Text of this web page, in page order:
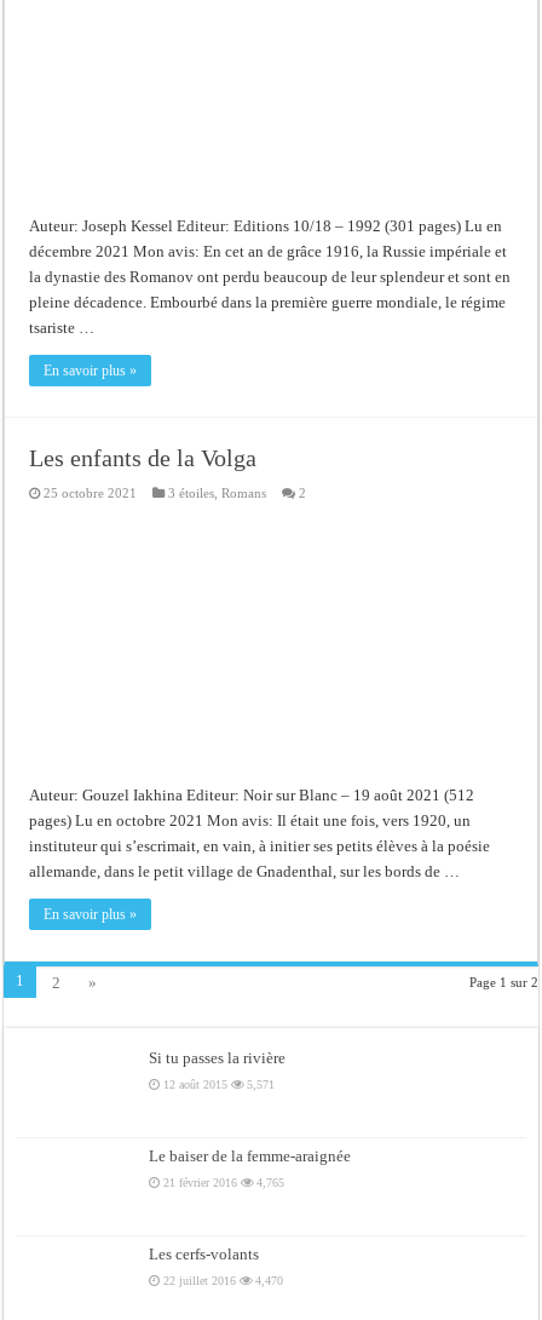
Auteur: Joseph Kessel Editeur: Editions 10/18 – 1992 (301 pages) Lu en
décembre 2021 Mon avis: En cet an de grâce 1916, la Russie impériale et
la dynastie des Romanov ont perdu beaucoup de leur splendeur et sont en
pleine décadence. Embourbé dans la première guerre mondiale, le régime
tsariste …
En savoir plus »
Les enfants de la Volga
25 octobre 2021 3 étoiles ,Romans 2
Auteur: Gouzel Iakhina Editeur: Noir sur Blanc – 19 août 2021 (512
pages) Lu en octobre 2021 Mon avis: Il était une fois, vers 1920, un
instituteur qui s’escrimait, en vain, à initier ses petits élèves à la poésie
allemande, dans le petit village de Gnadenthal, sur les bords de …
En savoir plus »
Page 1 sur 2
1 2 »
Si tu passes la rivière
12 août 2015 5,571
Le baiser de la femme-araignée
21 février 2016 4,765
Les cerfs-volants
22 juillet 2016 4,470